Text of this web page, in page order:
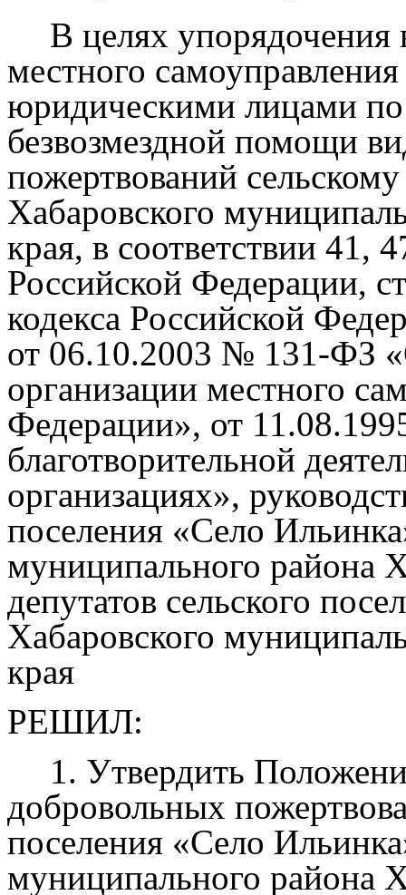
В целях упорядочения
местного
юридическими лицами по
безвозмездной помощи
пожертвований
Хабаровского
края, в соответствии 41,
Российской Федерации,
кодекса Российской
от 06.10.2003 № 131-ФЗ
организации местного
Федерации», от
благотворительной
организациях»,
поселения «Село
муниципального района
депутатов сельского
Хабаровского
края
РЕШИЛ:
1. Утвердить
добровольных
поселения «Село
муниципального района